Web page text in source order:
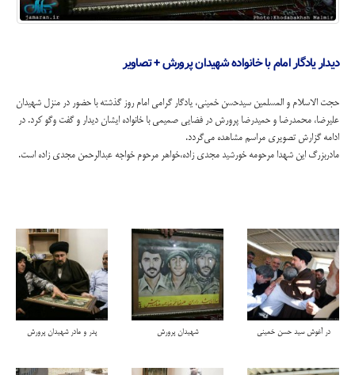
دیدار یادگار امام با خانواده شهیدان پرورش + تصاویر
حجت الاسلام و المسلمین سیدحسن خمینی، یادگار گرامی امام روز گذشته با حضور در منزل شهیدان
علیرضا، محمدرضا و حمیدرضا پرورش در فضایی صمیمی با خانواده ایشان دیدار و گفت وگو کرد. در
ادامه گزارش تصویری مراسم مشاهده می‌گردد.
مادربزرگ این شهدا مرحومه خورشید مجدی زاده،خواهر مرحوم خواجه عبدالرحمن مجدی زاده است.
در آغوش سید حسن خمینی شهیدان پرورش پدر و مادر شهیدان پرورش